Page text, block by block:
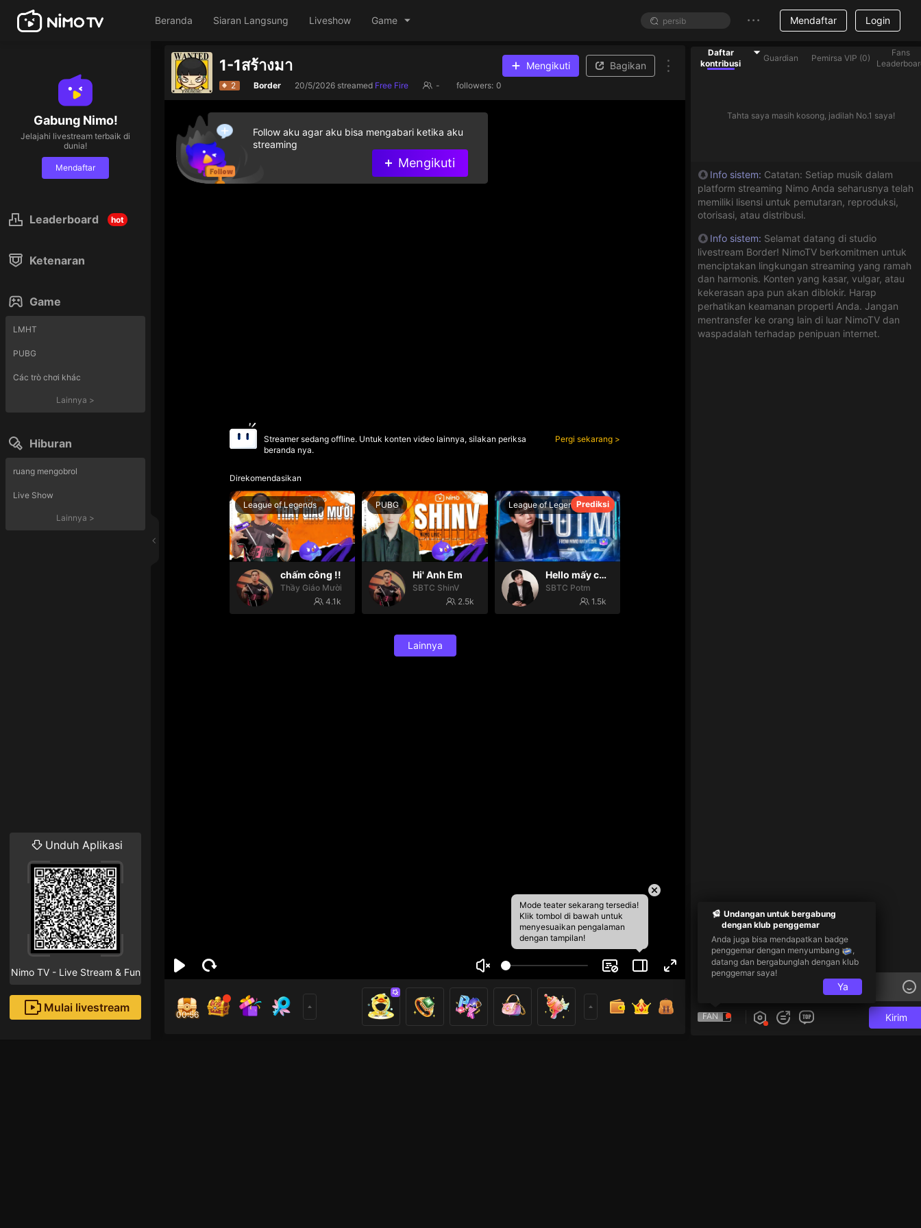
Beranda Siaran Langsung Liveshow Game Mendaftar Login
Gabung Nimo!
Jelajahi livestream terbaik di
dunia!
Mendaftar
Leaderboard hot
Ketenaran
Game
LMHT
PUBG
Các trò chơi khác
Lainnya >
Hiburan
ruang mengobrol
Live Show
Lainnya >
Unduh Aplikasi
Nimo TV - Live Stream & Fun
Mulai livestream
1-1สร้างมา Mengikuti Bagikan
2 Border 20/5/2026 streamed Free Fire - followers: 0
Mode teater sekarang tersedia!
Klik tombol di bawah untuk
menyesuaikan pengalaman
dengan tampilan!
Streamer sedang offline. Untuk konten video lainnya, silakan periksa
beranda nya.
Pergi sekarang
Direkomendasikan
League of Legends
chấm công !!
Thầy Giáo Mười
4.1k
PUBG
Hi' Anh Em
SBTC ShinV
2.5k
Prediksi
League of Legends
Hello mấy cục Zàng nhaaa
SBTC Potm
1.5k
Lainnya
00:55
Follow aku agar aku bisa mengabari ketika aku
streaming
Mengikuti
Daftar
kontribusi
Guardian Pemirsa VIP (0)
Fans
Tahta saya masih kosong, jadilah No.1 saya!
Info sistem: Catatan: Setiap musik dalam
platform streaming Nimo Anda seharusnya telah
memiliki lisensi untuk pemutaran, reproduksi,
otorisasi, atau distribusi.
Info sistem: Selamat datang di studio
livestream Border! NimoTV berkomitmen untuk
menciptakan lingkungan streaming yang ramah
dan harmonis. Konten yang kasar, vulgar, atau
kekerasan apa pun akan diblokir. Harap
perhatikan keamanan properti Anda. Jangan
mentransfer ke orang lain di luar NimoTV dan
waspadalah terhadap penipuan internet.
FAN Kirim
Undangan untuk bergabung
dengan klub penggemar
Anda juga bisa mendapatkan badge
penggemar dengan menyumbang
,
datang dan bergabunglah dengan klub
penggemar saya!
Ya